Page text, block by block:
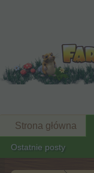
Strona główna
Ostatnie posty